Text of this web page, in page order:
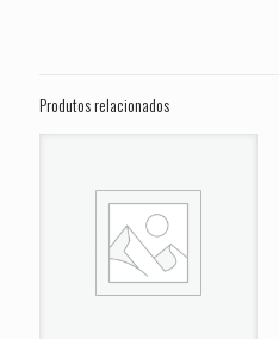
Sportster Low ANO
O seu endereço de e-mail não
obrigatórios são marcados com
Sua avaliação
Produtos relacionados